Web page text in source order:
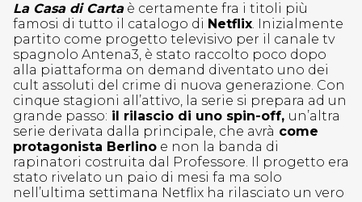
La Casa di Cartaè certamente fra i titoli più
famosi di tutto il catalogo di Netflix. Inizialmente
partito come progetto televisivo per il canale tv
spagnolo Antena3, è stato raccolto poco dopo
alla piattaforma on demand diventato uno dei
cult assoluti del crime di nuova generazione. Con
cinque stagioni all’attivo, la serie si prepara ad un
grande passo: il rilascio di uno spin-off, un’altra
serie derivata dalla principale, che avrà come
protagonista Berlino e non la banda di
rapinatori costruita dal Professore. Il progetto era
stato rivelato un paio di mesi fa ma solo
nell’ultima settimana Netflix ha rilasciato un vero